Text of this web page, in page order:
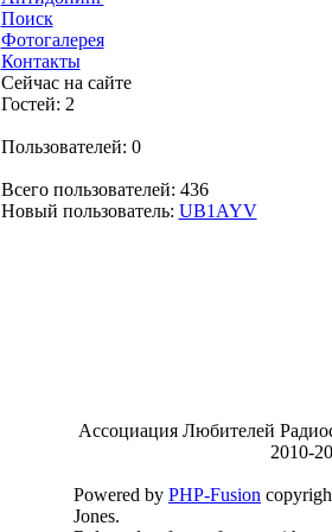
Поиск
Фотогалерея
Контакты
Сейчас на сайте
Гостей: 2
Пользователей: 0
Всего пользователей: 436
Новый пользователь: UB1AYV
Ассоциация Любителей
2010-
Powered by PHP-Fusion
Jones.